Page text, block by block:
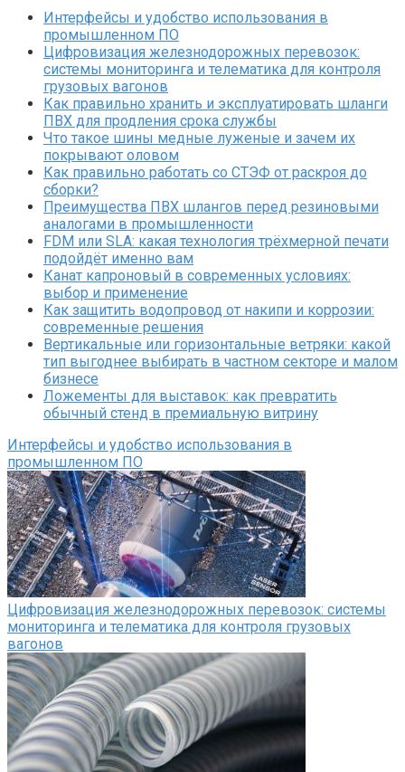
Интерфейсы и удобство использования в
промышленном ПО
Цифровизация железнодорожных перевозок:
системы мониторинга и телематика для контроля
грузовых вагонов
Как правильно хранить и эксплуатировать шланги
ПВХ для продления срока службы
Что такое шины медные луженые и зачем их
покрывают оловом
Как правильно работать со СТЭФ от раскроя до
сборки?
Преимущества ПВХ шлангов перед резиновыми
аналогами в промышленности
FDM или SLA: какая технология трёхмерной печати
подойдёт именно вам
Канат капроновый в современных условиях:
выбор и применение
Как защитить водопровод от накипи и коррозии:
современные решения
Вертикальные или горизонтальные ветряки: какой
тип выгоднее выбирать в частном секторе и малом
бизнесе
Ложементы для выставок: как превратить
обычный стенд в премиальную витрину
Интерфейсы и удобство использования в
промышленном ПО
Цифровизация железнодорожных перевозок: системы
мониторинга и телематика для контроля грузовых
вагонов